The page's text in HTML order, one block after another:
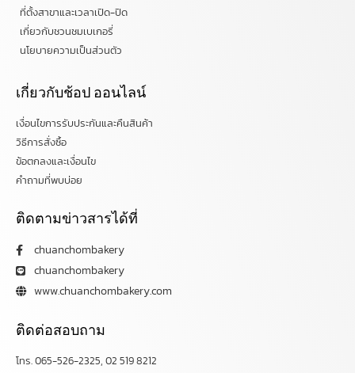
ที่ตั้งสาขาและเวลาเปิด-ปิด
เกี่ยวกับชวนชมเบเกอรี่
นโยบายความเป็นส่วนตัว
เกี่ยวกับช้อป ออนไลน์
เงื่อนไขการรับประกันและคืนสินค้า
วิธีการสั่งซื้อ
ข้อตกลงและเงื่อนไข
คำถามที่พบบ่อย
ติดตามข่าวสารได้ที่
chuanchombakery
chuanchombakery
www.chuanchombakery.com
ติดต่อสอบถาม
โทร. 065-526-2325, 02 519 8212